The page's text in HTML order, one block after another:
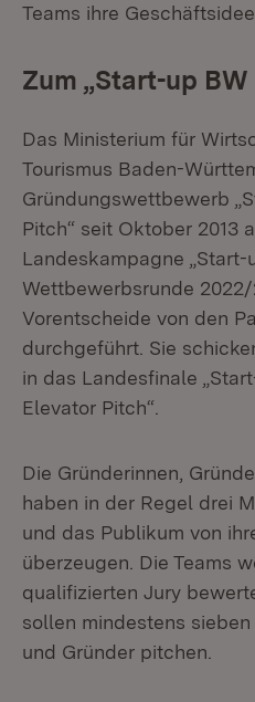
Teams ihre
Zum „Start-up
Das Ministerium für
Tourismus Baden-
Gründungswettbewerb
Pitch“ seit Oktober 2013
Landeskampagne
Wettbewerbsrunde
Vorentscheide von den
durchgeführt. Sie
in das Landesfinale
Elevator Pitch“.
Die Gründerinnen,
haben in der Regel drei
und das Publikum von
überzeugen. Die Teams
qualifizierten Jury
sollen mindestens
und Gründer pitchen.